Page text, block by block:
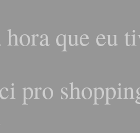
hora que eu
pro